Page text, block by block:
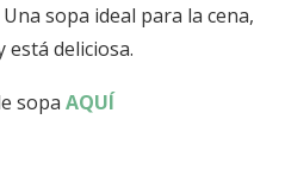
sopa ideal para la cena,
está deliciosa.
sopa AQUÍ